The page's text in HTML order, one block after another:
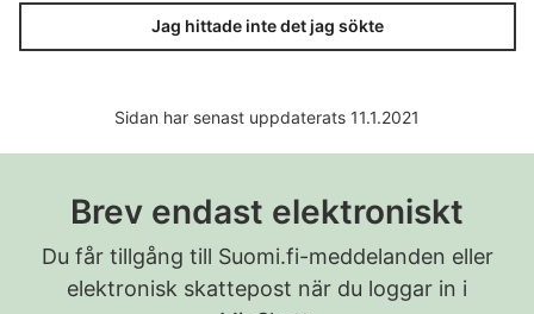
Jag hittade inte det jag sökte
Sidan har senast uppdaterats 11.1.2021
Brev endast elektroniskt
Du får tillgång till Suomi.fi-meddelanden eller
elektronisk skattepost när du loggar in i